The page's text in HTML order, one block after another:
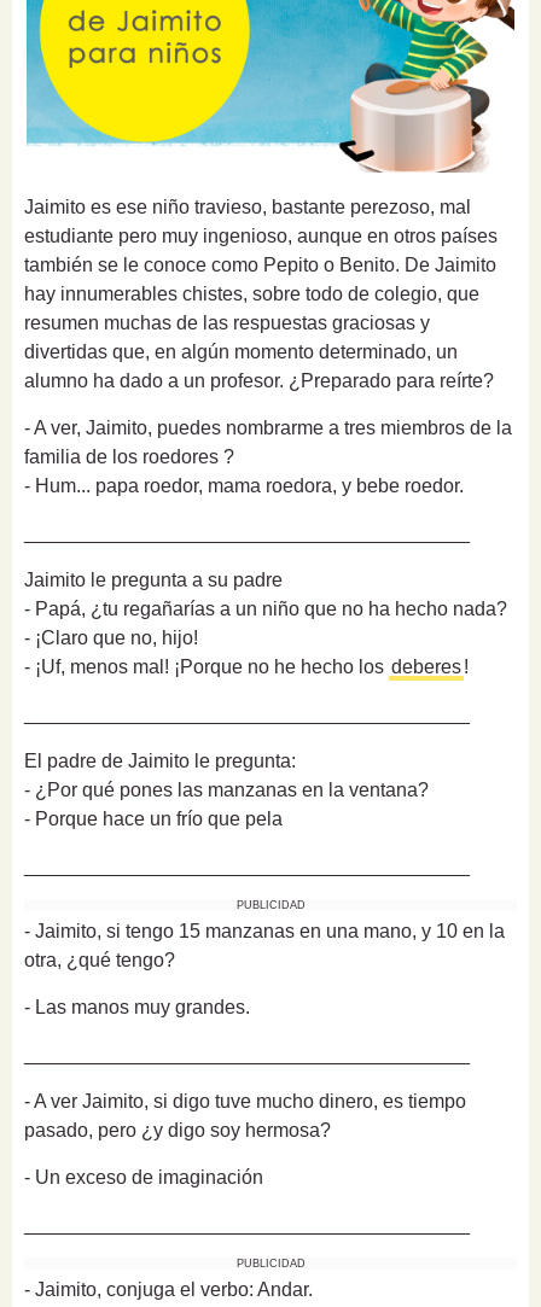
Jaimito es ese niño travieso, bastante perezoso, mal
estudiante pero muy ingenioso, aunque en otros países
también se le conoce como Pepito o Benito. De Jaimito
hay innumerables chistes, sobre todo de colegio, que
resumen muchas de las respuestas graciosas y
divertidas que, en algún momento determinado, un
alumno ha dado a un profesor. ¿Preparado para reírte?
- A ver, Jaimito, puedes nombrarme a tres miembros de la
familia de los roedores ?
- Hum... papa roedor, mama roedora, y bebe roedor.
Jaimito le pregunta a su padre
- Papá, ¿tu regañarías a un niño que no ha hecho nada?
- ¡Claro que no, hijo!
- ¡Uf, menos mal! ¡Porque no he hecho los deberes!
El padre de Jaimito le pregunta:
- ¿Por qué pones las manzanas en la ventana?
- Porque hace un frío que pela
PUBLICIDAD
- Jaimito, si tengo 15 manzanas en una mano, y 10 en la
otra, ¿qué tengo?
- Las manos muy grandes.
- A ver Jaimito, si digo tuve mucho dinero, es tiempo
pasado, pero ¿y digo soy hermosa?
- Un exceso de imaginación
PUBLICIDAD
- Jaimito, conjuga el verbo: Andar.